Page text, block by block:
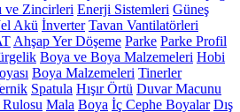
ve Zincirleri Enerji Sistemleri Güneş
Akü İnverter Tavan Vantilatörleri
Ahşap Yer Döşeme Parke Parke Profil
Boya ve Boya Malzemeleri Hobi
Boya Malzemeleri Tinerler
Spatula Hışır Örtü Duvar Macunu
Mala Boya İç Cephe Boyalar Dış